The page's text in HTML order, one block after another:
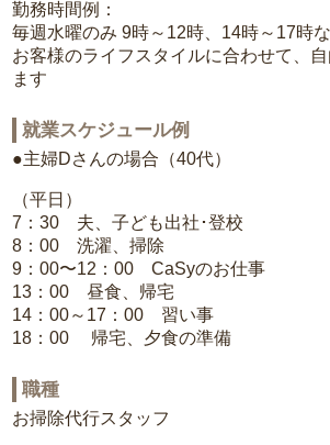
勤務時間例：
毎週水曜のみ 9時～12時、14時～17時
お客様のライフスタイルに合わせて、
ます
就業スケジュール例
●主婦Dさんの場合（40代）
（平日）
7：30 夫、子ども出社･登校
8：00 洗濯、掃除
9：00〜12：00 CaSyのお仕事
13：00 昼食、帰宅
14：00～17：00 習い事
18：00 帰宅、夕食の準備
職種
お掃除代行スタッフ